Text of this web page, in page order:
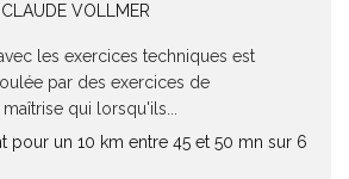
VOLLMER
les exercices techniques est
par des exercices de
qui lorsqu'ils...
pour un 10 km entre 45 et 50 mn sur 6